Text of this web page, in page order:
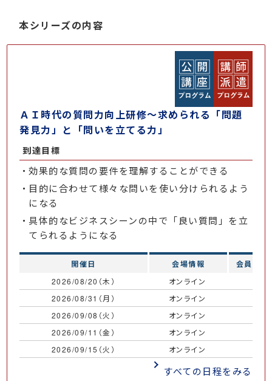
本シリーズの内容
ＡＩ時代の質問力向上研修～求められる「問題
発見力」と「問いを立てる力」
到達目標
効果的な質問の要件を理解することができる
目的に合わせて様々な問いを使い分けられるよう
になる
具体的なビジネスシーンの中で「良い質問」を立
てられるようになる
開催日 会場情報 会員価格
2026/08/20（木） オンライン
2026/08/31（月）
オンライン
2026/09/08（火）
オンライン
2026/09/11（金）
オンライン
2026/09/15（火）
オンライン
すべての日程をみる